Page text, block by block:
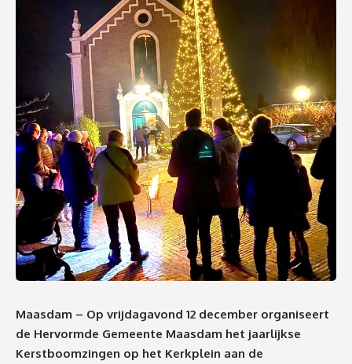
Maasdam – Op vrijdagavond 12 december organiseert
de Hervormde Gemeente Maasdam het jaarlijkse
Kerstboomzingen op het Kerkplein aan de